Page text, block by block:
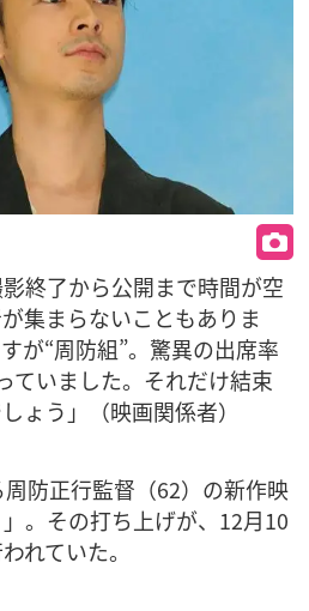
影終了から公開まで時間が空
集まらないこともありま
が“周防組”。驚異の出席率
ていました。それだけ結束
ょう」（映画関係者）
防正行監督（62）の新作映
。その打ち上げが、12月10
れていた。